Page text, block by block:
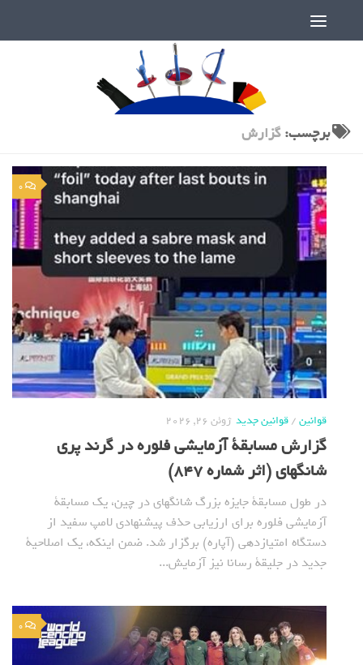
برچسب:گزارش
0
قوانین/قوانین جدید ژوئن 26, 2026
گزارش مسابقة آزمایشی فلوره در گرند پری
شانگهای (اثر شماره 847)
در طول مسابقة جایزه بزرگ شانگهای در چین، یک مسابقة
آزمایشی فلوره برای ارزیابی حذف پیشنهادی لامپ سفید از
دستگاه امتیازدهی (آپاره) برگزار شد. ضمن اینکه، یک اصلاحیة
جدید در جلیقة رسانا نیز آزمایش...
0